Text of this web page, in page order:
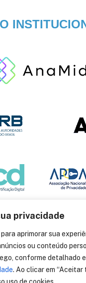
privacidade
aprimorar sua
ou conteúdo
conforme detalhado
. Ao clicar em “Aceitar